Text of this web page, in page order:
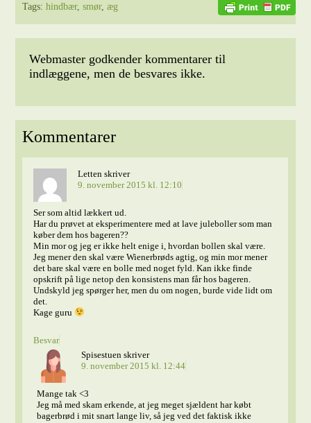
Tags:hindbær,smør,æg
Webmaster godkender kommentarer til
indlæggene, men de besvares ikke.
Kommentarer
Letten skriver
9. november 2015 kl. 12:10
Ser som altid lækkert ud.
Har du prøvet at eksperimentere med at lave juleboller som man
køber dem hos bageren??
Min mor og jeg er ikke helt enige i, hvordan bollen skal være.
Jeg mener den skal være Wienerbrøds agtig, og min mor mener
det bare skal være en bolle med noget fyld. Kan ikke finde
opskrift på lige netop den konsistens man får hos bageren.
Undskyld jeg spørger her, men du om nogen, burde vide lidt om
det.
Kage guru
Besvar
Spisestuen skriver
9. november 2015 kl. 12:44
Mange tak <3
Jeg må med skam erkende, at jeg meget sjældent har købt
bagerbrød i mit snart lange liv, så jeg ved det faktisk ikke